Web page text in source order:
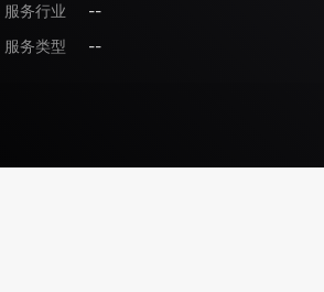
服务行业
--
服务类型
--